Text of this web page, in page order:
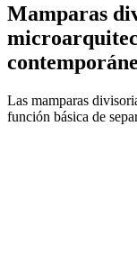
Mamparas
Las mamparas
función básica de